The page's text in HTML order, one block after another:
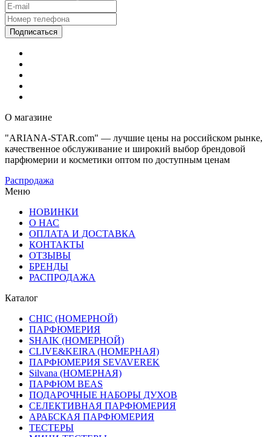
О магазине
"ARIANA-STAR.com" — лучшие цены на российском рынке,
качественное обслуживание и широкий выбор брендовой
парфюмерии и косметики оптом по доступным ценам
Распродажа
Меню
НОВИНКИ
О НАС
ОПЛАТА И ДОСТАВКА
КОНТАКТЫ
ОТЗЫВЫ
БРЕНДЫ
РАСПРОДАЖА
Каталог
CHIC (НОМЕРНОЙ)
ПАРФЮМЕРИЯ
SHAIK (НОМЕРНОЙ)
CLIVE&KEIRA (НОМЕРНАЯ)
ПАРФЮМЕРИЯ SEVAVEREK
Silvana (НОМЕРНАЯ)
ПАРФЮМ BEAS
ПОДАРОЧНЫЕ НАБОРЫ ДУХОВ
СЕЛЕКТИВНАЯ ПАРФЮМЕРИЯ
АРАБСКАЯ ПАРФЮМЕРИЯ
ТЕСТЕРЫ